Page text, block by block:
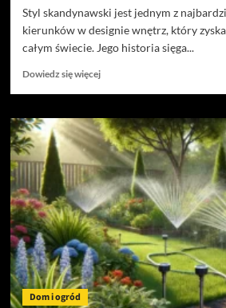
Styl skandynawski jest jednym z
kierunków w designie wnętrz, który
całym świecie. Jego historia sięga...
Dowiedz się więcejDowiedz
o
Korzenie
stylu
skandynawskiego
i
jego
ewolucja
na
przestrzeni
lat
Dom i ogród